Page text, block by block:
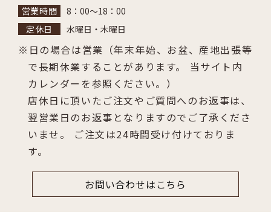
8：00～18：00
水曜日・木曜日
日の場合は営業（年末年始、お盆、産地出張等
で長期休業することがあります。 当サイト内
カレンダーを参照ください。）
店休日に頂いたご注文やご質問へのお返事は、
翌営業日のお返事となりますのでご了承くださ
いませ。 ご注文は24時間受け付けておりま
す。
お問い合わせはこちら